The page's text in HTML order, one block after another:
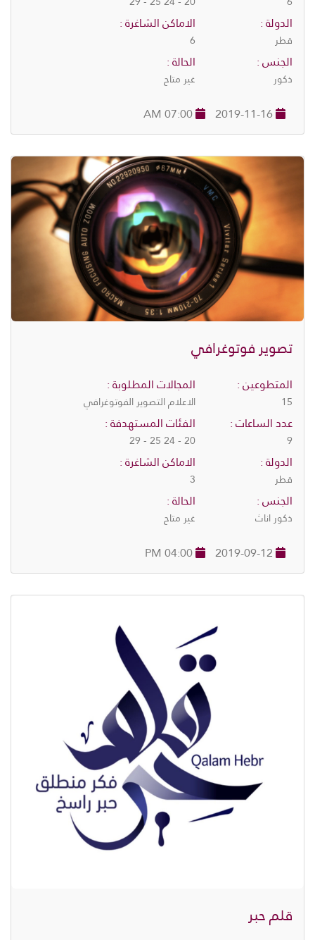
الدولة :
قطر
الجنس :
ذكور
الاماكن الشاغرة :
6
الحالة :
غير متاح
تصوير فوتوغرافي
المتطوعين :
15
عدد الساعات :
9
الدولة :
قطر
الجنس :
ذكور اناث
المجالات المطلوبة :
الاعلام التصوير الفوتوغرافي
الفئات المستهدفة :
20 - 24 25 - 29
الاماكن الشاغرة :
3
الحالة :
غير متاح
قلم حبر